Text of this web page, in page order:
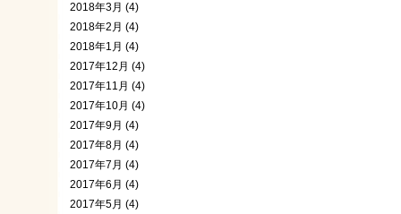
2018年3月 (4)
2018年2月 (4)
2018年1月 (4)
2017年12月 (4)
2017年11月 (4)
2017年10月 (4)
2017年9月 (4)
2017年8月 (4)
2017年7月 (4)
2017年6月 (4)
2017年5月 (4)